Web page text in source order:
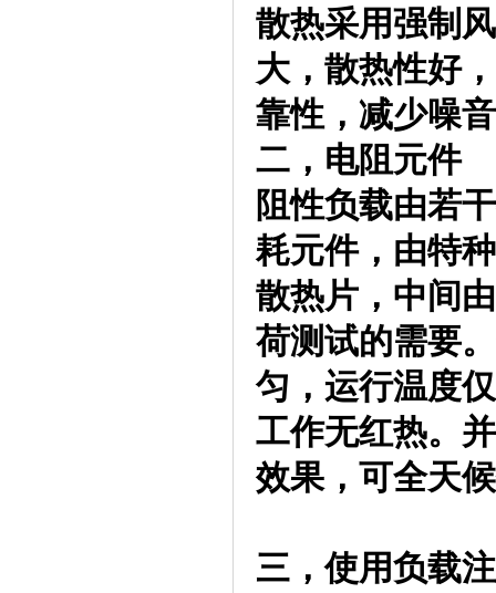
散热采用强制
大，散热性好
靠性，减少噪
二，电阻元件
阻性负载由若
耗元件，由特
散热片，中间
荷测试的需要
匀，运行温度
工作无红热。
效果，可全天
三，使用负载